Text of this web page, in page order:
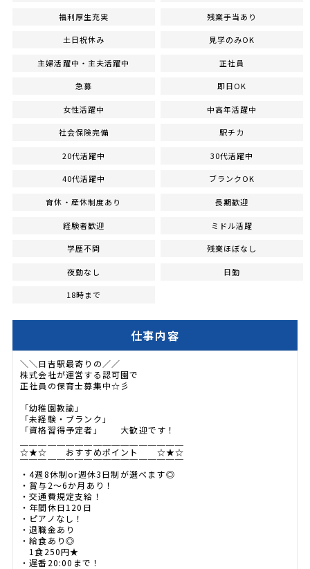
福利厚生充実 残業手当あり
土日祝休み 見学のみOK
主婦活躍中・主夫活躍中 正社員
急募 即日OK
女性活躍中 中高年活躍中
社会保険完備 駅チカ
20代活躍中 30代活躍中
40代活躍中 ブランクOK
育休・産休制度あり 長期歓迎
経験者歓迎 ミドル活躍
学歴不問 残業ほぼなし
夜勤なし 日勤
18時まで
仕事内容
＼＼日吉駅最寄りの／／
株式会社が運営する認可園で
正社員の保育士募集中☆彡
「幼稚園教諭」
「未経験・ブランク」
「資格習得予定者」 大歓迎です！
☆★☆ おすすめポイント ☆★☆
￣￣￣￣￣￣￣￣￣￣￣￣￣￣￣￣￣￣
・4週8休制or週休3日制が選べます◎
・賞与2～6か月あり！
・交通費規定支給！
・年間休日120日
・ピアノなし！
・退職金あり
・給食あり◎
1食250円★
・遅番20:00まで！